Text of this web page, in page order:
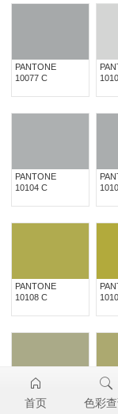
PANTONE
10077 C
PANTONE
10104 C
PANTONE
10108 C
10112 C
首页 色彩